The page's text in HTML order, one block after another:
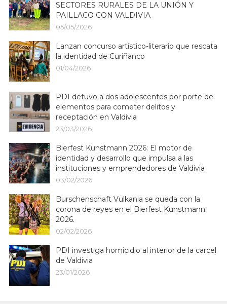
SECTORES RURALES DE LA UNIÓN Y
PAILLACO CON VALDIVIA
05/05/2026
Lanzan concurso artístico-literario que rescata
la identidad de Curiñanco
01/04/2026
PDI detuvo a dos adolescentes por porte de
elementos para cometer delitos y
receptación en Valdivia
23/03/2026
Bierfest Kunstmann 2026: El motor de
identidad y desarrollo que impulsa a las
instituciones y emprendedores de Valdivia
03/02/2026
Burschenschaft Vulkania se queda con la
corona de reyes en el Bierfest Kunstmann
2026.
02/02/2026
PDI investiga homicidio al interior de la carcel
de Valdivia
23/01/2026